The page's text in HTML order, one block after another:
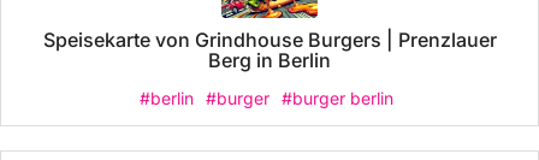
Speisekarte von Grindhouse Burgers | Prenzlauer
Berg in Berlin
#berlin #burger #burger berlin